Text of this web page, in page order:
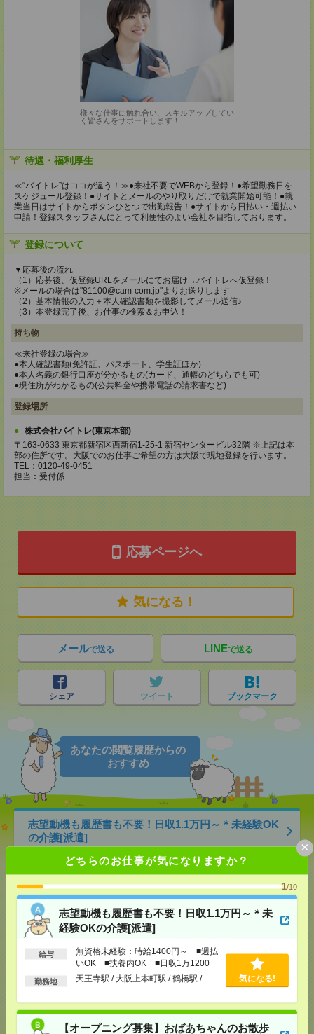
どちらのお仕事が気になりますか？
1/10
志望動機も履歴書も不要！日収1.1万円～＊未
経験OKの介護[派遣]
給与
無資格未経験：時給1400円～ ■週払
いOK ■扶養内OK ■日収1万1200円
以上
勤務地 天王寺駅 / 大阪上本町駅 / 鶴橋駅 / … 気になる!
【オープニング募集】おばあちゃんのお散歩
×
様々な仕事に触れ合い、スキルアップしてい
く皆さんをサポートします！
待遇・福利厚生
≪“バイトレ”はココが違う！≫●来社不要でWEBから登録！●希望勤務日を
スケジュール登録！●サイトとメールのやり取りだけで就業開始可能！●就
業当日はサイトからボタンひとつで出勤報告！●サイトから日払い・週払い
申請！登録スタッフさんにとって利便性のよい会社を目指しております。
登録について
▼応募後の流れ
（1）応募後、仮登録URLをメールにてお届け→バイトレへ仮登録！
※メールの場合は"81100@cam-com.jp"よりお送りします
（2）基本情報の入力＋本人確認書類を撮影してメール送信♪
（3）本登録完了後、お仕事の検索＆お申込！
持ち物
≪来社登録の場合≫
●本人確認書類(免許証、パスポート、学生証ほか)
●本人名義の銀行口座が分かるもの(カード、通帳のどちらでも可)
●現住所がわかるもの(公共料金や携帯電話の請求書など)
登録場所
株式会社バイトレ(東京本部)
〒163-0633 東京都新宿区西新宿1-25-1 新宿センタービル32階 ※上記は本
部の住所です。大阪でのお仕事ご希望の方は大阪で現地登録を行います。
TEL：0120-49-0451
担当：受付係
応募ページへ
気になる！
メールで送る LINEで送る
シェア ツイート ブックマーク
あなたの閲覧履歴からの
おすすめ
志望動機も履歴書も不要！日収1.1万円～＊未経験OK
の介護[派遣]
無資格未経験：時給1400円～ ■週払い
OK ■扶養内OK ■日収1万1200円以上
[交通費]交通費全額支給
[勤務地]
天王寺駅
気になる！
【オープニング募集】おばあちゃんのお散歩付き添
いも仕事の1つ[派遣]
[給 与]無資格未経験：時給1400円～ ■週払い
[勤務地]
天王寺駅 大阪上本町駅 / 鶴橋駅 …
気になる！